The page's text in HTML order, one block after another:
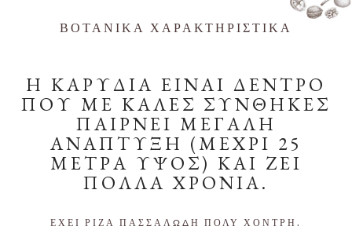
ΒΟΤΑΝΙΚΑ ΧΑΡΑΚΤΗΡΙΣΤΙΚΑ
Η ΚΑΡΥΔΙΑ ΕΙΝΑΙ ΔΕΝΤΡΟ
ΠΟΥ ΜΕ ΚΑΛΕΣ ΣΥΝΘΗΚΕΣ
ΠΑΙΡΝΕΙ ΜΕΓΑΛΗ
ΑΝΑΠΤΥΞΗ (ΜΕΧΡΙ 25
ΜΕΤΡΑ ΥΨΟΣ) ΚΑΙ ΖΕΙ
ΠΟΛΛΑ ΧΡΟΝΙΑ.
ΕΧΕΙ ΡΙΖΑ ΠΑΣΣΑΛΩΔΗ ΠΟΛΥ ΧΟΝΤΡΗ.